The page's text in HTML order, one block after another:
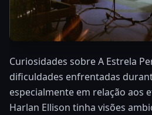
Curiosidades sobre A Estrela
dificuldades enfrentadas
especialmente em relação aos
Harlan Ellison tinha visões